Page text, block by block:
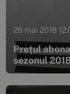
28 mai 2018
Prețul
sezonul